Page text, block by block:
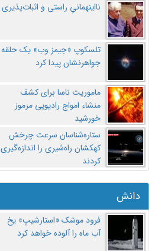
نااینهمانیِ راستی و اثبات‌پذیری
تلسکوپ «جیمز وب» یک حلقه
جواهرنشان پیدا کرد
ماموریت ناسا برای کشف
منشاء امواج رادیویی مرموز
خورشید
ستاره‌شناسان سرعت چرخش
کهکشان راه‌شیری را اندازه‌گیری
کردند
دانش
فرود موشک «استارشیپ» یخ
آب ماه را آلوده خواهد کرد